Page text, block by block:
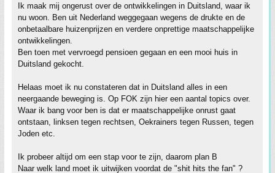
Ik maak mij ongerust over de ontwikkelingen in Duitsland, waar ik
nu woon. Ben uit Nederland weggegaan wegens de drukte en de
onbetaalbare huizenprijzen en verdere onprettige maatschappelijke
ontwikkelingen.
Ben toen met vervroegd pensioen gegaan en een mooi huis in
Duitsland gekocht.
Helaas moet ik nu constateren dat in Duitsland alles in een
neergaande beweging is. Op FOK zijn hier een aantal topics over.
Waar ik bang voor ben is dat er maatschappelijke onrust gaat
ontstaan, linksen tegen rechtsen, Oekrainers tegen Russen, tegen
Joden etc.
Ik probeer altijd om een stap voor te zijn, daarom plan B
Naar welk land moet ik uitwijken voordat de "shit hits the fan" ?